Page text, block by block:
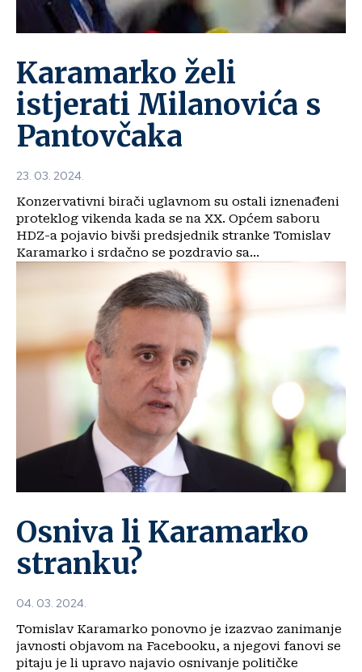
Karamarko želi
istjerati Milanovića s
Pantovčaka
23. 03. 2024.
Konzervativni birači uglavnom su ostali iznenađeni
proteklog vikenda kada se na XX. Općem saboru
HDZ-a pojavio bivši predsjednik stranke Tomislav
Karamarko i srdačno se pozdravio sa...
Osniva li Karamarko
stranku?
04. 03. 2024.
Tomislav Karamarko ponovno je izazvao zanimanje
javnosti objavom na Facebooku, a njegovi fanovi se
pitaju je li upravo najavio osnivanje političke